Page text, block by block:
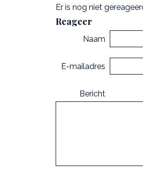
Er is nog niet
Reageer
Naam
E-mailadres
Bericht